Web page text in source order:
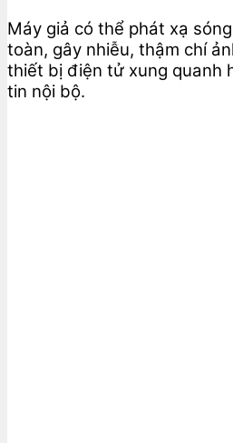
Máy giả có thể phát xạ
toàn, gây nhiễu, thậm chí
thiết bị điện tử xung quanh
tin nội bộ.